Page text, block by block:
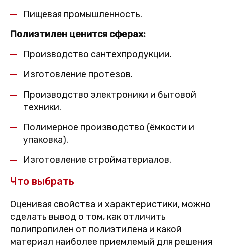
Пищевая промышленность.
Полиэтилен ценится сферах:
Производство сантехпродукции.
Изготовление протезов.
Производство электроники и бытовой
техники.
Полимерное производство (ёмкости и
упаковка).
Изготовление стройматериалов.
Что выбрать
Оценивая свойства и характеристики, можно
сделать вывод о том, как отличить
полипропилен от полиэтилена и какой
материал наиболее приемлемый для решения